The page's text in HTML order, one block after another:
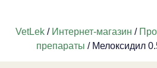
VetLek / Интернет-магазин /
препараты / Мелоксидил